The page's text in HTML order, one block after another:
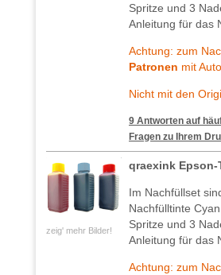
Spritze und 3
Anleitung für das
Achtung: zum
Patronen mit
Nicht mit den
9 Antworten auf
Fragen zu Ihrem
zeig' mehr Bilder!
qraexink Epson-
Im Nachfüllset
Nachfülltinte
Spritze und 3
Anleitung für das
Achtung: zum